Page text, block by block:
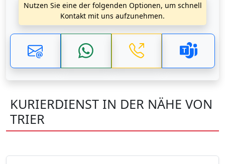
Nutzen Sie eine der folgenden Optionen, um schnell
Kontakt mit uns aufzunehmen.
KURIERDIENST IN DER NÄHE VON
TRIER